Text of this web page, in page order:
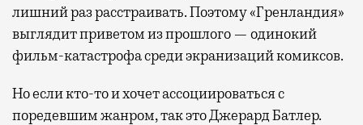
лишний раз расстраивать. Поэтому «Гренландия»
выглядит приветом из прошлого — одинокий
фильм-катастрофа среди экранизаций комиксов.
Но если кто-то и хочет ассоциироваться с
поредевшим жанром, так это Джерард Батлер.